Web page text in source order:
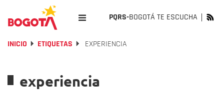
PQRS-BOGOTÁ TE ESCUCHA
INICIO ETIQUETAS EXPERIENCIA
experiencia